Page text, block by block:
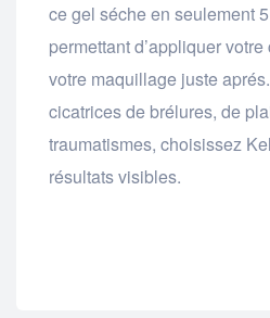
ce gel séche en seulement
permettant d’appliquer
votre maquillage juste
cicatrices de brélures, de
traumatismes, choisissez
résultats visibles.